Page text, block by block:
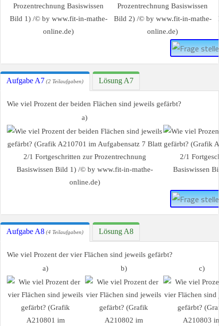
Aufgabe A7 (2 Teilaufgaben) Lösung A7
Wie viel Prozent der beiden Flächen sind jeweils gefärbt?
a)
Aufgabe A8 (4 Teilaufgaben) Lösung A8
Wie viel Prozent der vier Flächen sind jeweils gefärbt?
a)
b) c)